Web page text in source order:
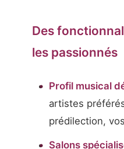
Des
les passionnés
Profil musical
artistes
prédilection,
Salons